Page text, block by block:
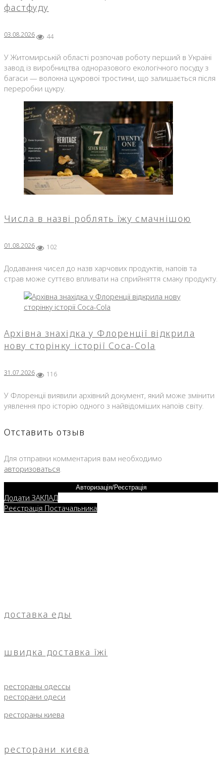
фастфуду
03.08.2026 44
У Житомирській області розпочав роботу перший в Україні
завод із виробництва одноразового екологічного посуду з
багаси — волокна цукрової тростини, що залишається після
переробки цукру.
Числа в назві роблять їжу смачнішою
01.08.2026 102
Додавання чисел до назв харчових продуктів, напоїв та
страв може суттєво впливати на сприйняття смаку продукту.
Архівна знахідка у Флоренції відкрила
нову сторінку історії Coca-Cola
31.07.2026 116
У Флоренції виявили архівний документ, який може змінити
уявлення про історію одного з найвідоміших напоїв світу.
Отставить отзыв
Для отправки комментария вам необходимо
авторизоваться
Авторизація/Реєстрація
Додати ЗАКЛАД
Реєстрація Постачальника
доставка еды
швидка доставка їжі
рестораны одессы
ресторани одеси
рестораны киева
ресторани києва